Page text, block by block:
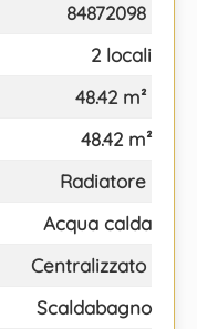
84872098
2 locali
48.42 m²
48.42 m²
Radiatore
Acqua calda
Centralizzato
Scaldabagno